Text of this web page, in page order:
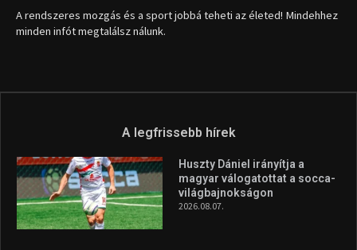
A rendszeres mozgás és a sport jobbá teheti az életed! Mindehhez
minden infót megtalálsz nálunk.
A legfrissebb hírek
Huszty Dániel irányítja a
magyar válogatottat a socca-
világbajnokságon
2026.08.07.